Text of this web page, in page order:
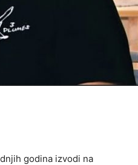
godina izvodi na